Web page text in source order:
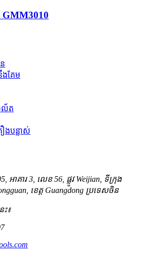
គែម
ល័ត
ងបន្លាស់
អាគារ 3, លេខ 56, ផ្លូវ Weijian, ទីក្រុង
ខេត្ត Guangdong ប្រទេសចិន
ះ៖